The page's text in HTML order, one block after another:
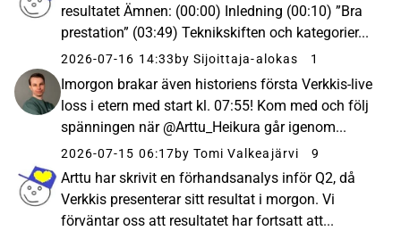
resultatet Ämnen: (00:00) Inledning (00:10) ”Bra
prestation” (03:49) Teknikskiften och kategorier...
2026-07-16 14:33 by Sijoittaja-alokas 1
Imorgon brakar även historiens första Verkkis-live
loss i etern med start kl. 07:55! Kom med och följ
spänningen när @Arttu_Heikura går igenom...
2026-07-15 06:17by Tomi Valkeajärvi 9
Arttu har skrivit en förhandsanalys inför Q2, då
Verkkis presenterar sitt resultat i morgon. Vi
förväntar oss att resultatet har fortsatt att...